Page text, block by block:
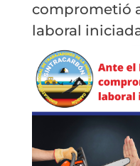
comprometió
laboral